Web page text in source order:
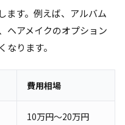
ます。例えば、アルバム
ヘアメイクのオプション
なります。
費用相場
10万円～20万円